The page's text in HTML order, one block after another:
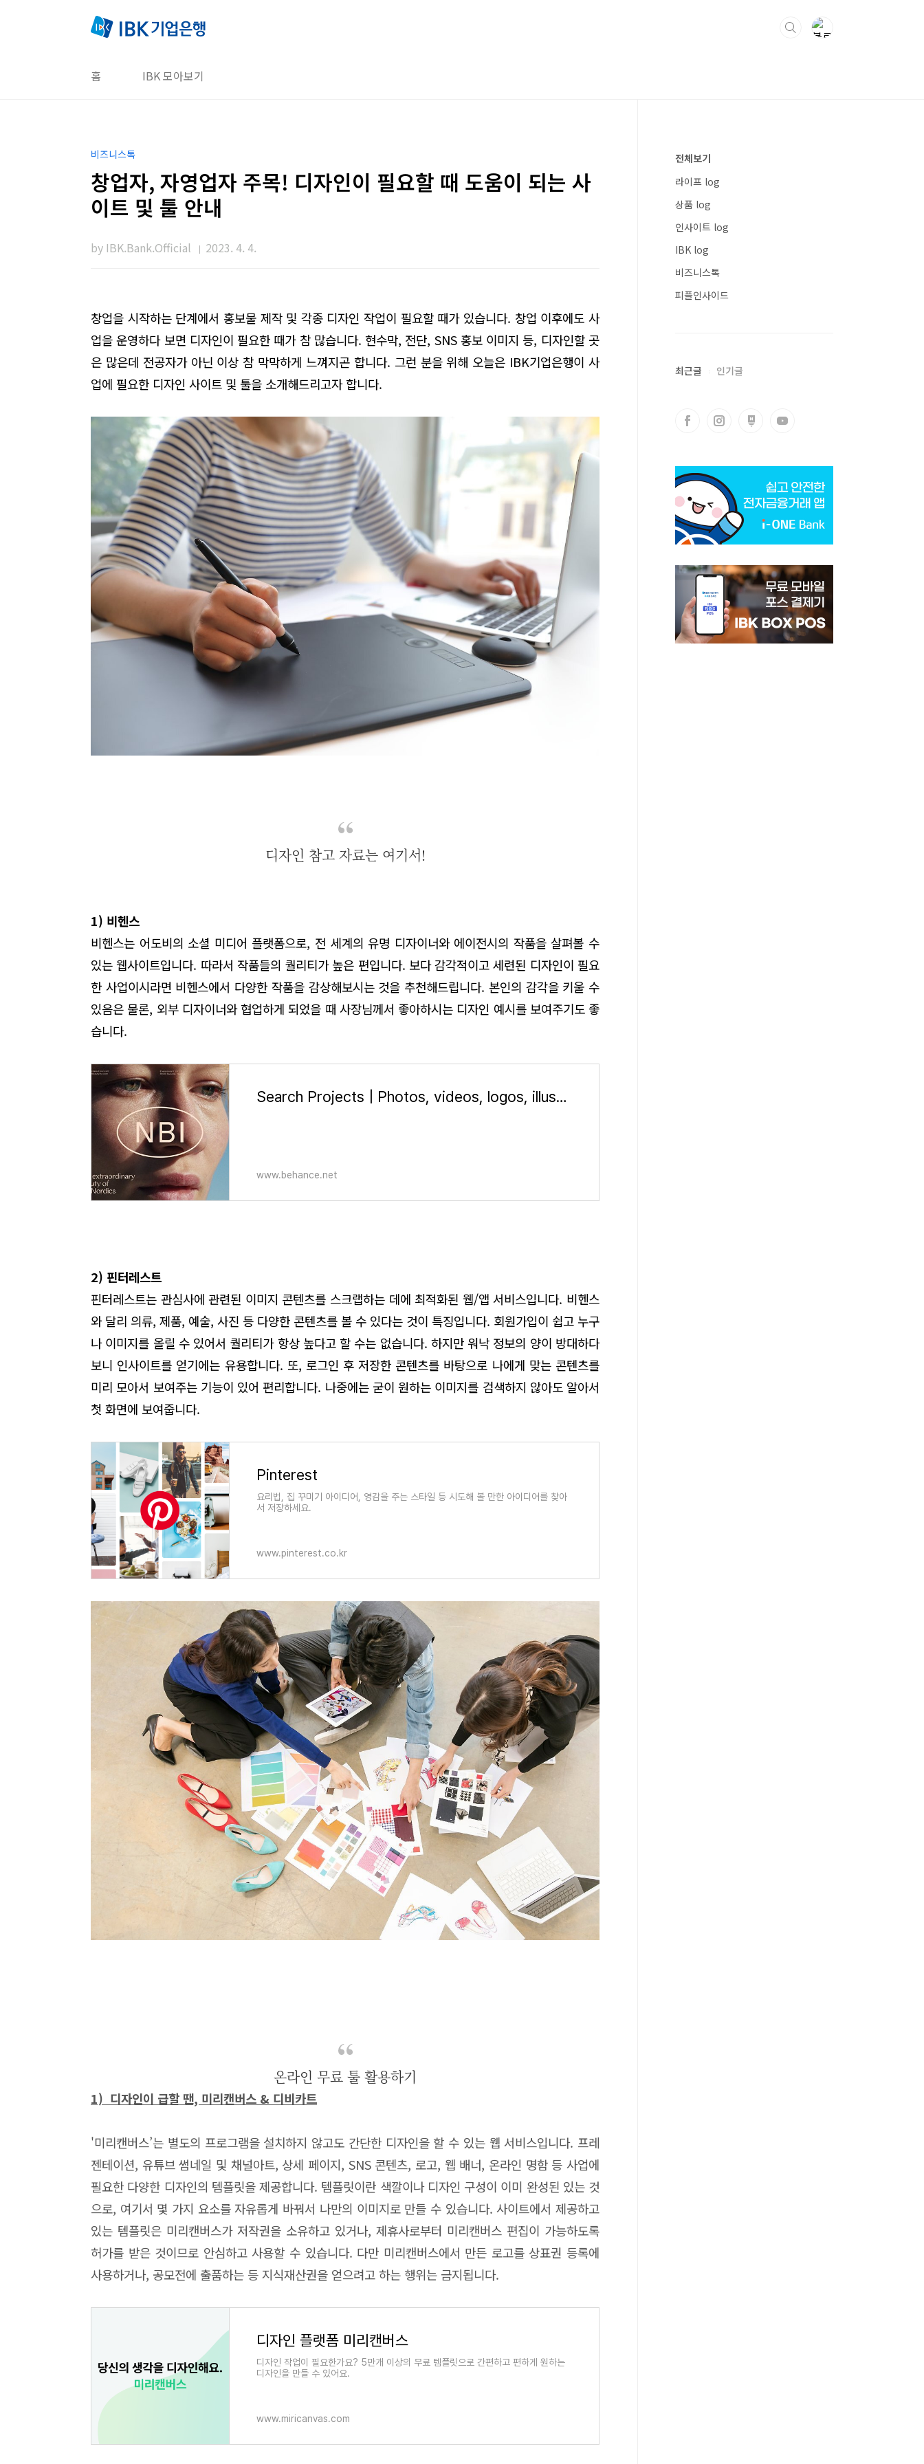
홈 IBK 모아보기
비즈니스톡
창업자, 자영업자 주목! 디자인이 필요할 때 도움이 되는 사
이트 및 툴 안내
by IBK.Bank.Official 2023. 4. 4.
창업을 시작하는 단계에서 홍보물 제작 및 각종 디자인 작업이 필요할 때가 있습니다. 창업 이후에도 사
업을 운영하다 보면 디자인이 필요한 때가 참 많습니다. 현수막, 전단, SNS 홍보 이미지 등, 디자인할 곳
은 많은데 전공자가 아닌 이상 참 막막하게 느껴지곤 합니다. 그런 분을 위해 오늘은 IBK기업은행이 사
업에 필요한 디자인 사이트 및 툴을 소개해드리고자 합니다.
디자인 참고 자료는 여기서!
1) 비헨스
비헨스는 어도비의 소셜 미디어 플랫폼으로, 전 세계의 유명 디자이너와 에이전시의 작품을 살펴볼 수
있는 웹사이트입니다. 따라서 작품들의 퀄리티가 높은 편입니다. 보다 감각적이고 세련된 디자인이 필요
한 사업이시라면 비헨스에서 다양한 작품을 감상해보시는 것을 추천해드립니다. 본인의 감각을 키울 수
있음은 물론, 외부 디자이너와 협업하게 되었을 때 사장님께서 좋아하시는 디자인 예시를 보여주기도 좋
습니다.
Search Projects | Photos, videos, logos, illustrations and branding on Behance
www.behance.net
2) 핀터레스트
핀터레스트는 관심사에 관련된 이미지 콘텐츠를 스크랩하는 데에 최적화된 웹/앱 서비스입니다. 비헨스
와 달리 의류, 제품, 예술, 사진 등 다양한 콘텐츠를 볼 수 있다는 것이 특징입니다. 회원가입이 쉽고 누구
나 이미지를 올릴 수 있어서 퀄리티가 항상 높다고 할 수는 없습니다. 하지만 워낙 정보의 양이 방대하다
보니 인사이트를 얻기에는 유용합니다. 또, 로그인 후 저장한 콘텐츠를 바탕으로 나에게 맞는 콘텐츠를
미리 모아서 보여주는 기능이 있어 편리합니다. 나중에는 굳이 원하는 이미지를 검색하지 않아도 알아서
첫 화면에 보여줍니다.
Pinterest
요리법, 집 꾸미기 아이디어, 영감을 주는 스타일 등 시도해 볼 만한 아이디어를 찾아
서 저장하세요.
www.pinterest.co.kr
온라인 무료 툴 활용하기
1) 디자인이 급할 땐, 미리캔버스 & 디비카트
'미리캔버스’는 별도의 프로그램을 설치하지 않고도 간단한 디자인을 할 수 있는 웹 서비스입니다. 프레
젠테이션, 유튜브 썸네일 및 채널아트, 상세 페이지, SNS 콘텐츠, 로고, 웹 배너, 온라인 명함 등 사업에
필요한 다양한 디자인의 템플릿을 제공합니다. 템플릿이란 색깔이나 디자인 구성이 이미 완성된 있는 것
으로, 여기서 몇 가지 요소를 자유롭게 바꿔서 나만의 이미지로 만들 수 있습니다. 사이트에서 제공하고
있는 템플릿은 미리캔버스가 저작권을 소유하고 있거나, 제휴사로부터 미리캔버스 편집이 가능하도록
허가를 받은 것이므로 안심하고 사용할 수 있습니다. 다만 미리캔버스에서 만든 로고를 상표권 등록에
사용하거나, 공모전에 출품하는 등 지식재산권을 얻으려고 하는 행위는 금지됩니다.
디자인 플랫폼 미리캔버스
디자인 작업이 필요한가요? 5만개 이상의 무료 템플릿으로 간편하고 편하게 원하는
디자인을 만들 수 있어요.
www.miricanvas.com
전체보기
라이프 log
상품 log
인사이트 log
IBK log
비즈니스톡
피플인사이드
최근글 인기글